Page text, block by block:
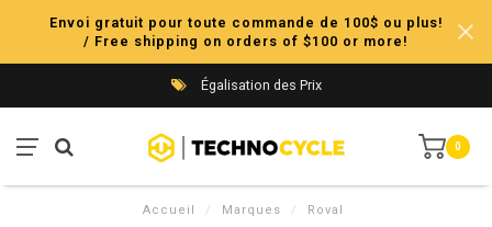
Envoi gratuit pour toute commande de 100$ ou plus!
/ Free shipping on orders of $100 or more!
Égalisation des Prix
0
Accueil / Marques / Roval